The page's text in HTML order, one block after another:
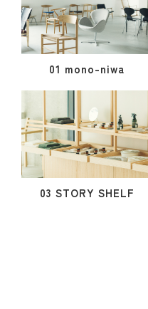
01 mono-niwa
03 STORY SHELF